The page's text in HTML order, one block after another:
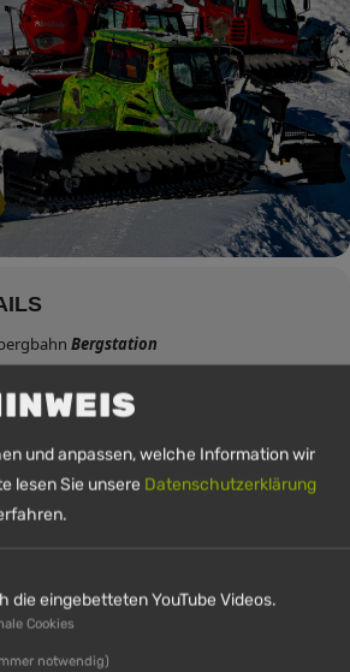
Bergstation
-16:00 (GMT+00:00)
und anpassen, welche Information wir
lesen Sie unsere Datenschutzerklärung
die eingebetteten YouTube Videos.
Cookies
notwendig)